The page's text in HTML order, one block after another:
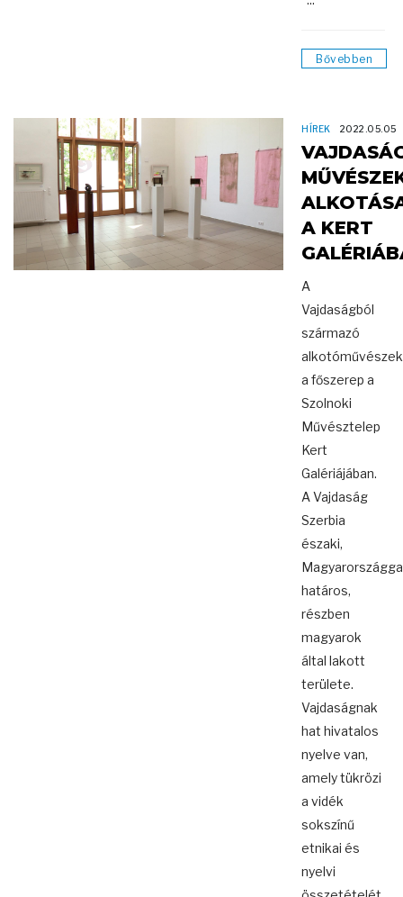
Bővebben
HÍREK 2022.05.05
A KERT
A
Vajdaságból
származó
a főszerep a
Szolnoki
Művésztelep
Kert
Galériájában.
A Vajdaság
Szerbia
északi,
határos,
részben
magyarok
által lakott
területe.
Vajdaságnak
hat hivatalos
nyelve van,
amely tükrözi
a vidék
sokszínű
etnikai és
nyelvi